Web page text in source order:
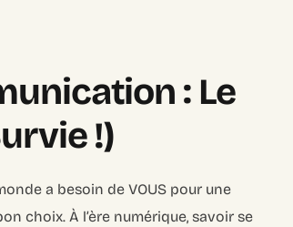
: Le
!)
a besoin de VOUS pour une
choix. À l’ère numérique, savoir se